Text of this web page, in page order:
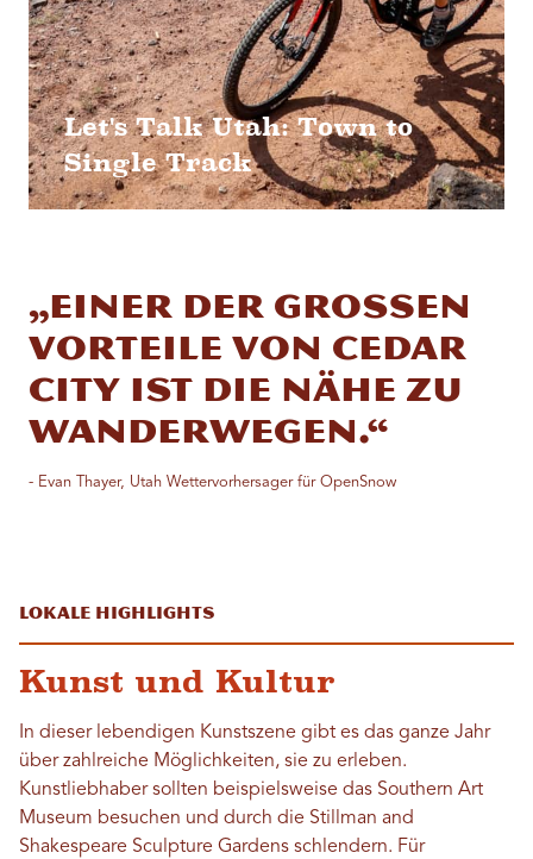
Let's Talk Utah: Town to
Single Track
„Einer der großen
Vorteile von Cedar
City ist die Nähe zu
Wanderwegen.“
- Evan Thayer, Utah Wettervorhersager für OpenSnow
Lokale Highlights
Kunst und Kultur
In dieser lebendigen Kunstszene gibt es das ganze Jahr
über zahlreiche Möglichkeiten, sie zu erleben.
Kunstliebhaber sollten beispielsweise das Southern Art
Museum besuchen und durch die Stillman and
Shakespeare Sculpture Gardens schlendern. Für